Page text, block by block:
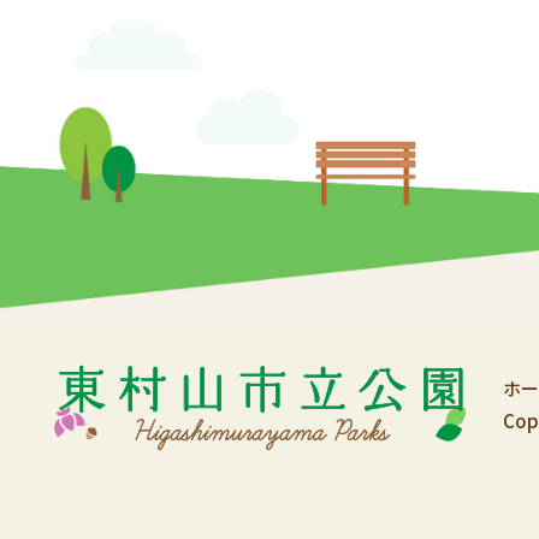
ホ